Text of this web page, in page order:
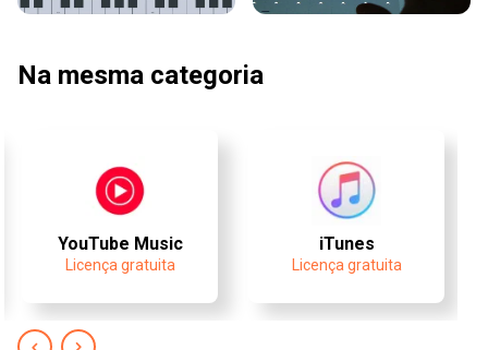
Na mesma categoria
YouTube Music
Licença gratuita
iTunes
Licença gratuita